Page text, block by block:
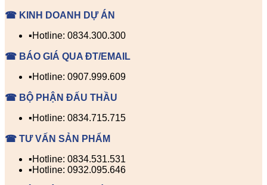
☎ KINH DOANH DỰ ÁN
▪️Hotline: 0834.300.300
☎ BÁO GIÁ QUA ĐT/EMAIL
▪️Hotline: 0907.999.609
☎ BỘ PHẬN ĐẤU THẦU
▪️Hotline: 0834.715.715
☎ TƯ VẤN SẢN PHẨM
▪️Hotline: 0834.531.531
▪️Hotline: 0932.095.646